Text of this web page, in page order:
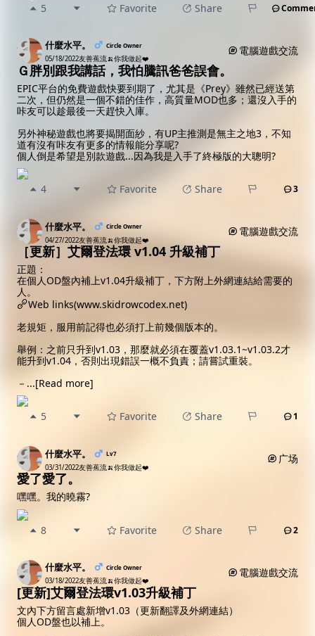
5
Favorite Share
什麼水平。 Circle Owner
05/18/2022友善蕉流🍌你我做起❤️
電腦遊戲交流
Ｇ胖別跟我講話，我怕騰訊爸爸誤會。
EPIC平台的免費遊戲快要到期了，尤其是《Prey》雖然已經送第
二次，但仍然是一個不錯的佳作，高質量MOD也多；還沒入手的
咔友可以趁最後一天趕快入庫。
另外神秘遊戲也將要揭開面紗，有UP主推測是無主之地3，不知
道有沒有咔友有更多的情報能分享呢?
個人倒是希望是別款遊戲...因為我是入手了終極版的大聰明?
4 Favorite Share 3
什麼水平。 Circle Owner
04/27/2022友善蕉流🍌你我做起❤️
電腦遊戲交流
［更新］艾爾登法環 v1.04 升級補丁
正題：
在個人OD盤內補上v1.04升級補丁，下方附上外網連結給需要的
人。
Web links(www.skidrowcodex.net)
老規矩，服用前記得也必須打上前幾個版本的。
舉例：之前只升到v1.03，那麼就必須在覆蓋v1.03.1~v1.03.2才
能升到v1.04，否則出現錯誤一概不負責；請嘗試重裝。
－ ...[Read more]
5 Favorite Share 1
什麼水平。 Lv7
03/31/2022友善蕉流🍌你我做起❤️
广场
愛了愛了。
嘿嘿。我的曉霧?
8 Favorite Share 2
什麼水平。 Circle Owner
03/18/2022友善蕉流🍌你我做起❤️
電腦遊戲交流
[更新]艾爾登法環v1.03升級補丁
文內下方留言處新增v1.03（更新翻譯及外網連結）
個人OD盤也以補上。